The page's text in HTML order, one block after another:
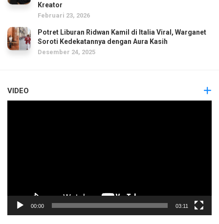
Kreator
Februari 23, 2026
Potret Liburan Ridwan Kamil di Italia Viral, Warganet
Soroti Kedekatannya dengan Aura Kasih
Desember 24, 2025
VIDEO
00:00 03:11